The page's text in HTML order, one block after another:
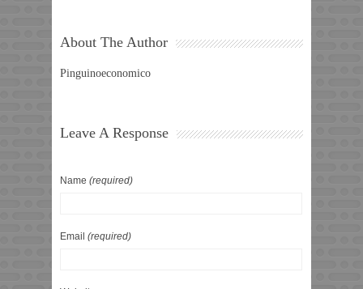
About The Author
Pinguinoeconomico
Leave A Response
Name (required)
Email (required)